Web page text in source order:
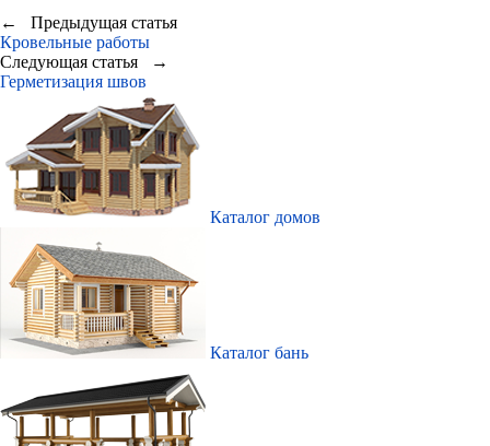
← Предыдущая статья
Кровельные работы
Следующая статья →
Герметизация швов
Каталог домов
Каталог бань